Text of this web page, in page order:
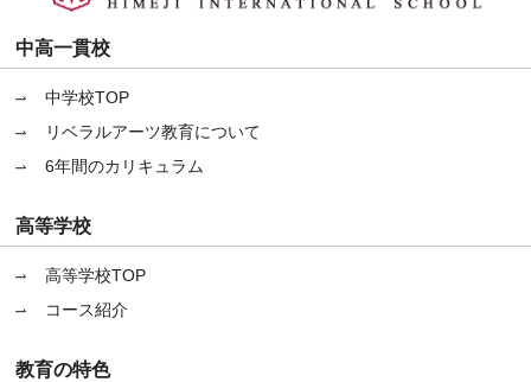
中高一貫校
中学校TOP
リベラルアーツ教育について
6年間のカリキュラム
高等学校
高等学校TOP
コース紹介
教育の特色